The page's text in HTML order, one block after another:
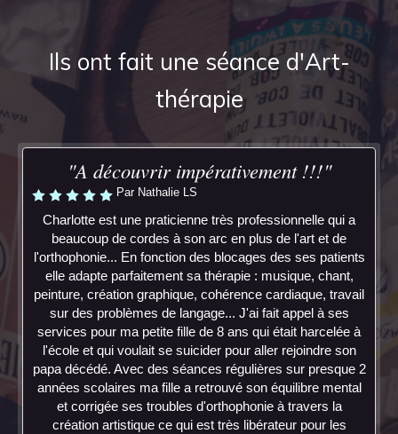
Ils ont fait une séance d'Art-
thérapie
"A découvrir impérativement !!!"
Par Nathalie LS
Charlotte est une praticienne très professionnelle qui a
beaucoup de cordes à son arc en plus de l'art et de
l'orthophonie... En fonction des blocages des ses patients
elle adapte parfaitement sa thérapie : musique, chant,
peinture, création graphique, cohérence cardiaque, travail
sur des problèmes de langage... J'ai fait appel à ses
services pour ma petite fille de 8 ans qui était harcelée à
l'école et qui voulait se suicider pour aller rejoindre son
papa décédé. Avec des séances régulières sur presque 2
années scolaires ma fille a retrouvé son équilibre mental
et corrigée ses troubles d'orthophonie à travers la
création artistique ce qui est très libérateur pour les